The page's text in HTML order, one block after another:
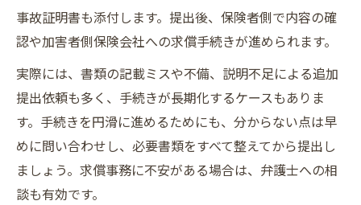
事故証明書も添付します。提出後、保険者側で内容の確
認や加害者側保険会社への求償手続きが進められます。
実際には、書類の記載ミスや不備、説明不足による追加
提出依頼も多く、手続きが長期化するケースもありま
す。手続きを円滑に進めるためにも、分からない点は早
めに問い合わせし、必要書類をすべて整えてから提出し
ましょう。求償事務に不安がある場合は、弁護士への相
談も有効です。